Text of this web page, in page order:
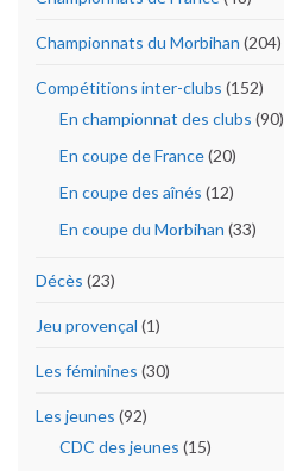
Championnats du Morbihan (204)
Compétitions inter-clubs (152)
En championnat des clubs (90)
En coupe de France(20)
En coupe des aînés (12)
En coupe du Morbihan (33)
Décès (23)
Jeu provençal (1)
Les féminines (30)
Les jeunes (92)
CDC des jeunes (15)